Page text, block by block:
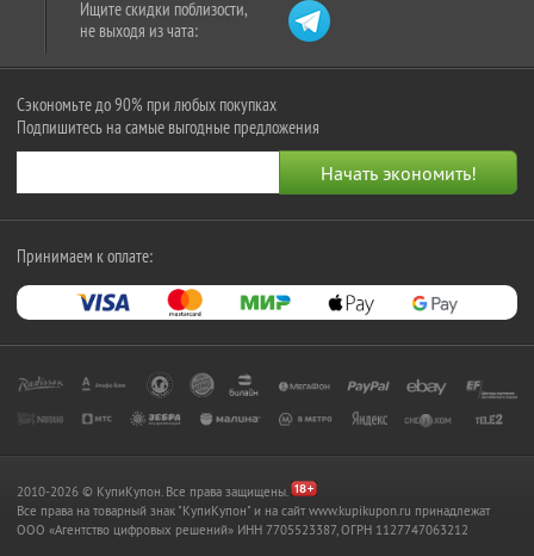
Ищите скидки поблизости,
не выходя из чата:
Сэкономьте до 90% при любых покупках
Подпишитесь на самые выгодные предложения
Принимаем к оплате:
2010-2026 © КупиКупон. Все права защищены.
Все права на товарный знак "КупиКупон" и на сайт www.kupikupon.ru принадлежат
OOO «Агентство цифровых решений» ИНН 7705523387, ОГРН 1127747063212